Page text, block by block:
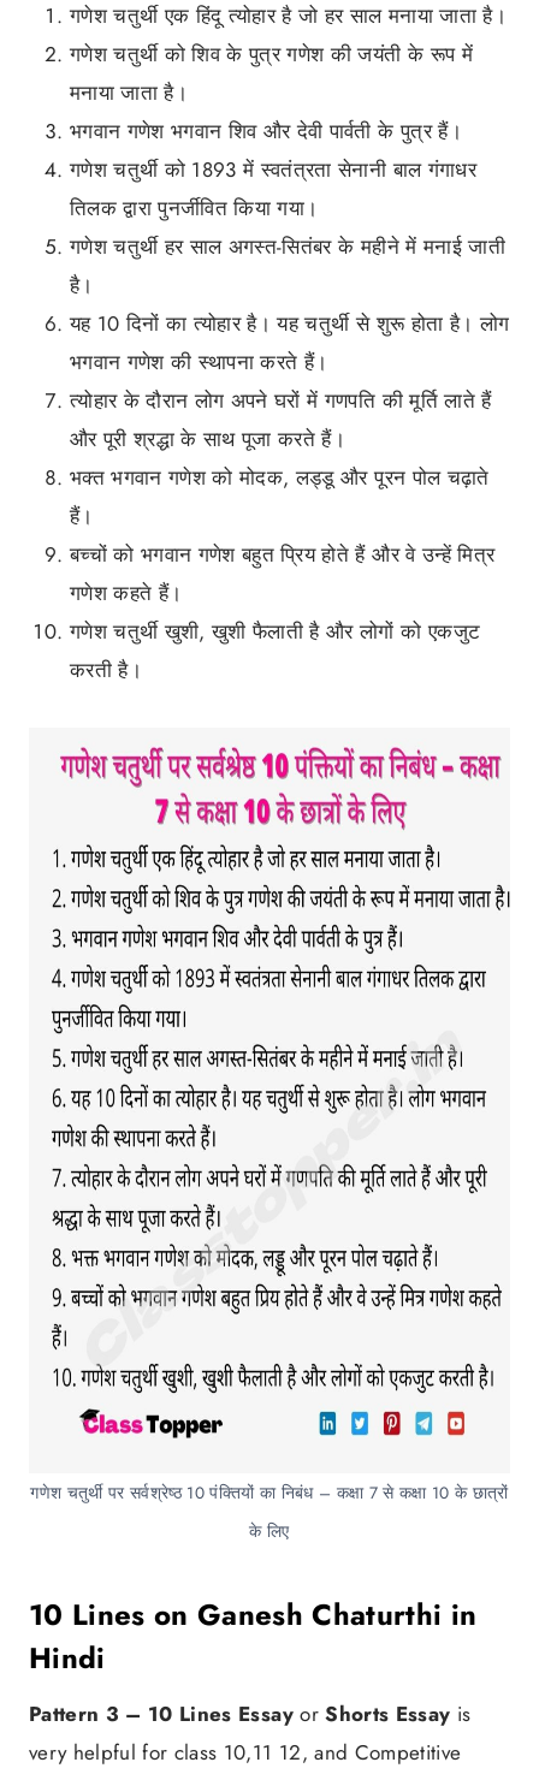
गणेश चतुर्थी एक हिंदू त्योहार है जो हर साल मनाया जाता है।
गणेश चतुर्थी को शिव के पुत्र गणेश की जयंती के रूप में
मनाया जाता है।
भगवान गणेश भगवान शिव और देवी पार्वती के पुत्र हैं।
गणेश चतुर्थी को 1893 में स्वतंत्रता सेनानी बाल गंगाधर
तिलक द्वारा पुनर्जीवित किया गया।
गणेश चतुर्थी हर साल अगस्त-सितंबर के महीने में मनाई जाती
है।
यह 10 दिनों का त्योहार है। यह चतुर्थी से शुरू होता है। लोग
भगवान गणेश की स्थापना करते हैं।
त्योहार के दौरान लोग अपने घरों में गणपति की मूर्ति लाते हैं
और पूरी श्रद्धा के साथ पूजा करते हैं।
भक्त भगवान गणेश को मोदक, लड्डू और पूरन पोल चढ़ाते
हैं।
बच्चों को भगवान गणेश बहुत प्रिय होते हैं और वे उन्हें मित्र
गणेश कहते हैं।
गणेश चतुर्थी खुशी, खुशी फैलाती है और लोगों को एकजुट
करती है।
गणेश चतुर्थी पर सर्वश्रेष्ठ 10 पंक्तियों का निबंध – कक्षा 7 से कक्षा 10 के छात्रों
के लिए
10 Lines on Ganesh Chaturthi in
Hindi
Pattern 3 – 10 Lines EssayorShorts Essay is
very helpful for class 10,11 12, and Competitive